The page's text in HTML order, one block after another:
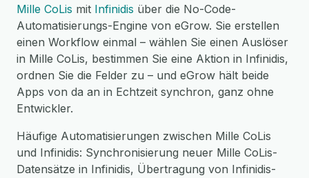
Mille CoLis mit Infinidis über die No-Code-
Automatisierungs-Engine von eGrow. Sie erstellen
einen Workflow einmal – wählen Sie einen Auslöser
in Mille CoLis, bestimmen Sie eine Aktion in Infinidis,
ordnen Sie die Felder zu – und eGrow hält beide
Apps von da an in Echtzeit synchron, ganz ohne
Entwickler.
Häufige Automatisierungen zwischen Mille CoLis
und Infinidis: Synchronisierung neuer Mille CoLis-
Datensätze in Infinidis, Übertragung von Infinidis-